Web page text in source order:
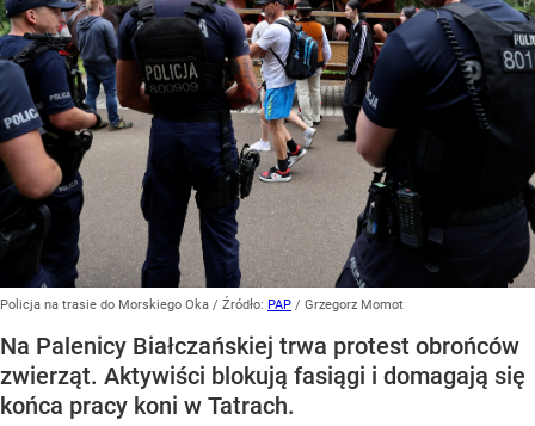
Policja na trasie do Morskiego Oka / Źródło: PAP / Grzegorz Momot
Na Palenicy Białczańskiej trwa protest obrońców
zwierząt. Aktywiści blokują fasiągi i domagają się
końca pracy koni w Tatrach.